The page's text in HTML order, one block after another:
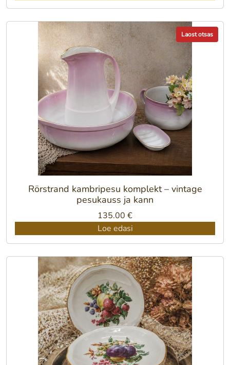
Laost otsas
Rörstrand kambripesu komplekt – vintage
pesukauss ja kann
135.00 €
Loe edasi